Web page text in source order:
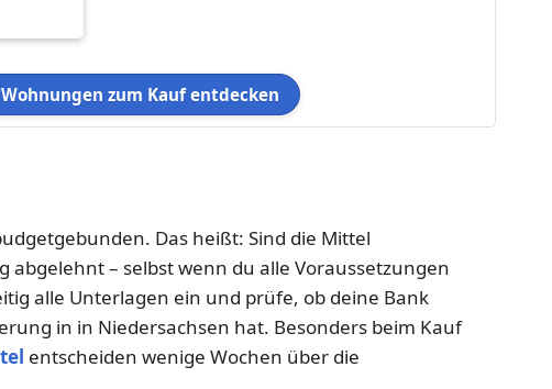
zum Kauf entdecken
Das heißt: Sind die Mittel
abgelehnt – selbst wenn du alle Voraussetzungen
alle Unterlagen ein und prüfe, ob deine Bank
in in Niedersachsen hat. Besonders beim Kauf
entscheiden wenige Wochen über die